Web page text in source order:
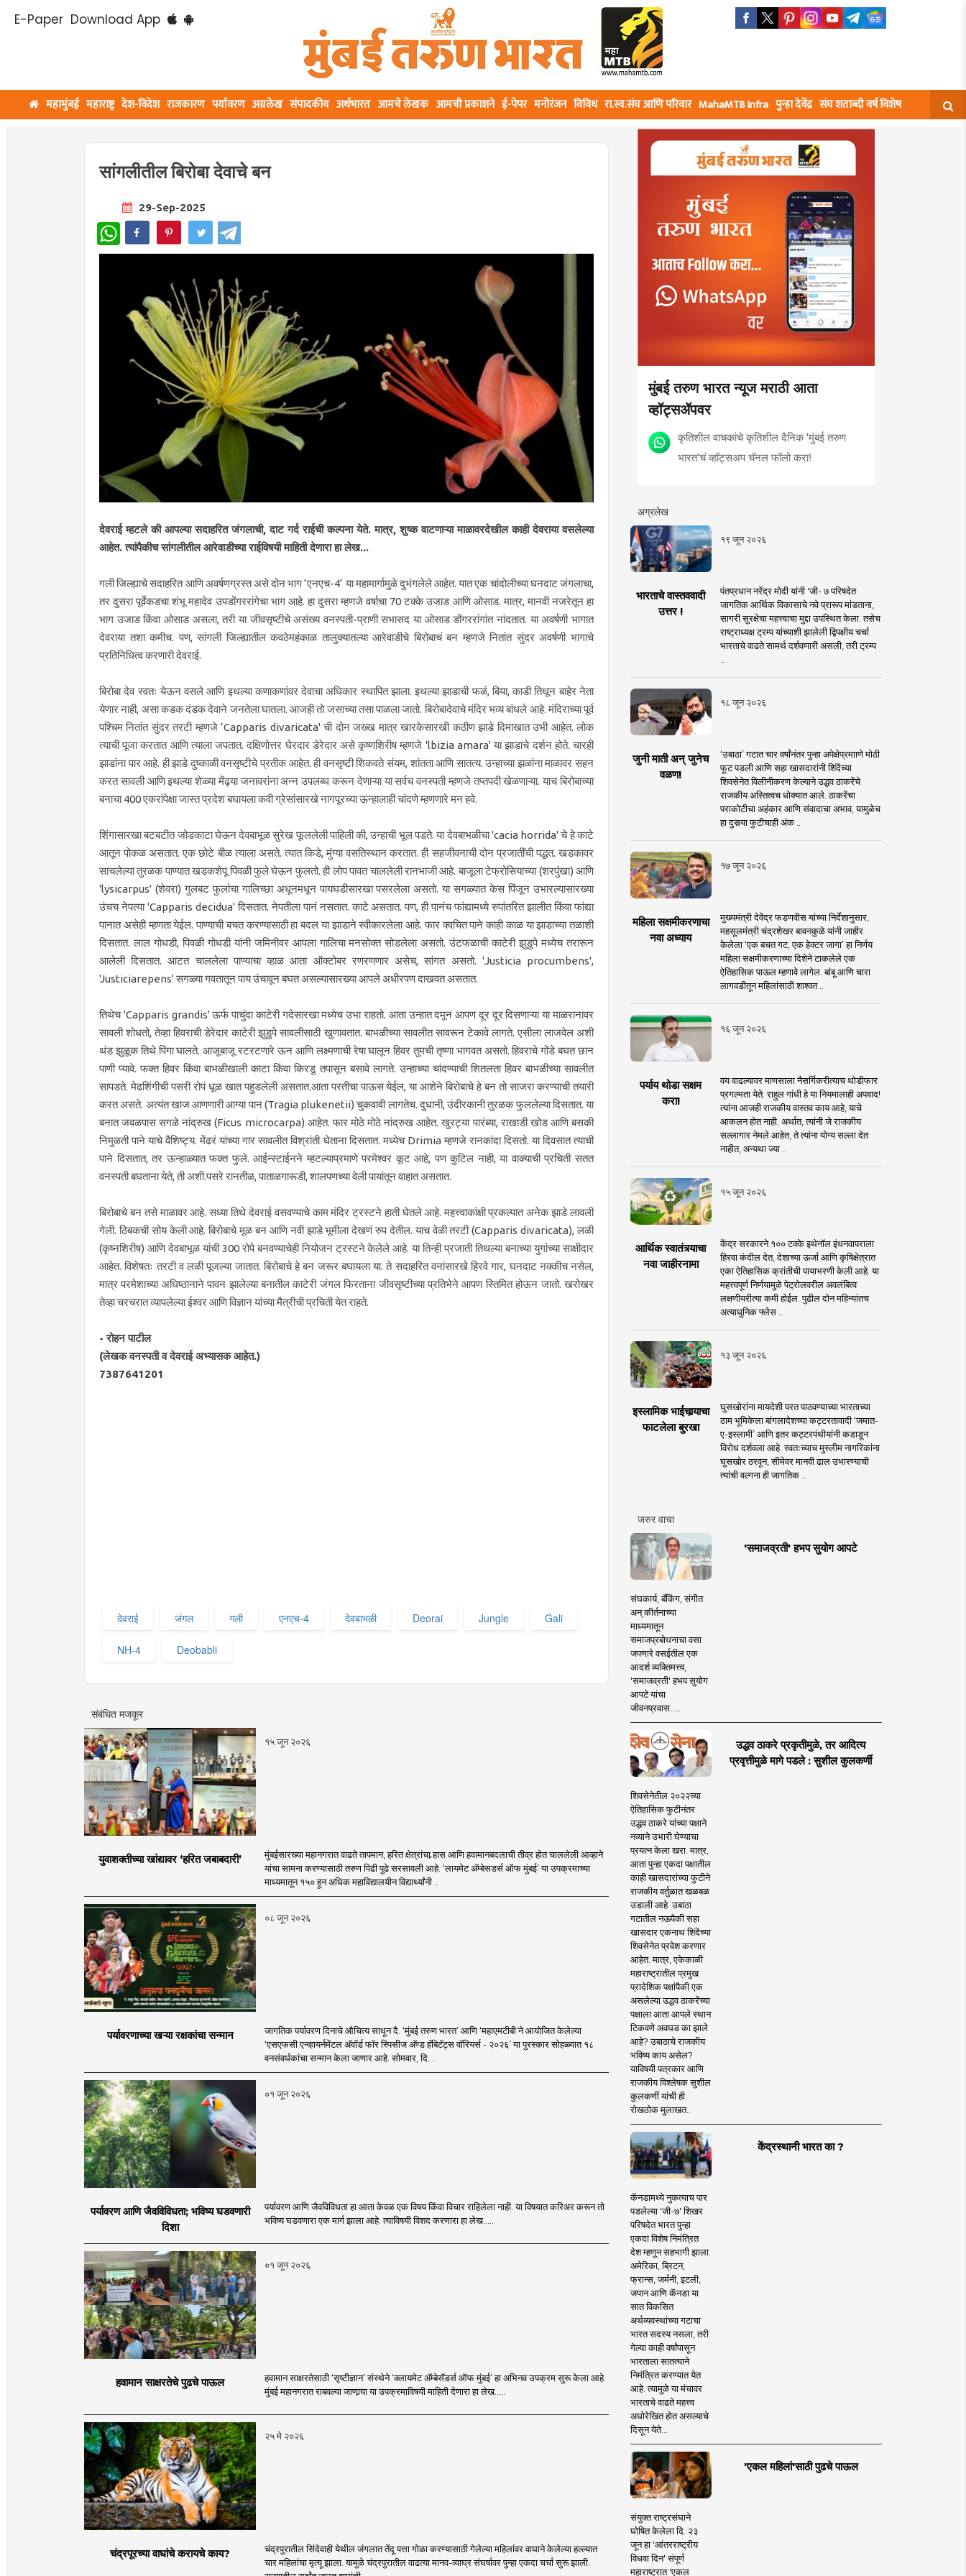
E-Paper Download App
महामुंबई महाराष्ट्र देश-विदेश राजकारण पर्यावरण अग्रलेख संपादकीय अर्थभारत आमचे लेखक आमची प्रकाशने ई-पेपर मनोरंजन विविध रा.स्व.संघ आणि परिवार MahaMTB Infra पुन्हा देवेंद्र संघ शताब्दी वर्ष विशेष
सांगलीतील बिरोबा देवाचे बन
29-Sep-2025
WhatsApp
देवराई म्हटले की आपल्या सदाहरित जंगलाची, दाट गर्द राईची कल्पना येते. मात्र, शुष्क वाटणाऱ्या माळावरदेखील काही देवराया वसलेल्या
आहेत. त्यांपैकीच सांगलीतील आरेवाडीच्या राईविषयी माहिती देणारा हा लेख...
गली जिल्ह्याचे सदाहरित आणि अवर्षणग्रस्त असे दोन भाग ‌‘एनएच-4‌’ या महामार्गामुळे दुभंगलेले आहेत. यात एक चांदोलीच्या घनदाट जंगलाचा,
तर दुसरा पूर्वेकडचा शंभू महादेव उपडोंगररांगेचा भाग आहे. हा दुसरा म्हणजे वर्षाचा 70 टक्के उजाड आणि ओसाड. मात्र, मानवी नजरेतून हा
भाग उजाड किंवा ओसाड असला, तरी या जीवसृष्टीचे असंख्य वनस्पती-प्राणी सभासद या ओसाड डोंगररांगांत नांदतात. या अवर्षणी भागात
देवराया तशा कमीच. पण, सांगली जिल्ह्यातील कवठेमहंकाळ तालुक्यातल्या आरेवाडीचे बिरोबाचं बन म्हणजे नितांत सुंदर अवर्षणी भागाचे
प्रतिनिधित्व करणारी देवराई.
बिरोबा देव स्वतः येऊन वसले आणि इथल्या कणाकणांवर देवाचा अधिकार स्थापित झाला. इथल्या झाडाची फळं, बिया, काडी तिथून बाहेर नेता
येणार नाही, असा कडक दंडक देवाने जनतेला घातला. आजही तो जसाच्या तसा पाळला जातो. बिरोबादेवाचे मंदिर भव्य बांधले आहे. मंदिराच्या पूर्व
पश्चिम नितांत सुंदर तरटी म्हणजे ‌’Capparis divaricata' ची दोन जख्ख मात्र खारकेसारखी कठीण झाडे दिमाखात उभी आहेत. लोक
त्याची पूजा करतात आणि त्याला जपतात. दक्षिणोत्तर घेरदार डेरेदार असे कृष्णशिरीष म्हणजे 'lbizia amara' या झाडाचे दर्शन होते. चारही
झाडांना पार आहे. ही झाडे दुष्काळी वनसृष्टीचे प्रतीक आहेत. ही वनसृष्टी शिकवते संयम, शांतता आणि सातत्य. उन्हाच्या झळांना माळावर सहन
करत सावली आणि इथल्या शेळ्या मेंढ्या जनावरांना अन्न उपलब्ध करून देणाऱ्या या सर्वच वनस्पती म्हणजे तप्तपदी खेळणाऱ्या. याच बिरोबाच्या
बनाचा 400 एकरांपेक्षा जास्त प्रदेश बघायला कवी ग्रेसांसारखे नागपूरच्या ऊन्हालाही चांदणे म्हणणारे मन हवे.
शिंगासारखा बटबटीत जोडकाटा घेऊन देवबाभूळ सुरेख फूललेली पाहिली की, उन्हाची भूल पडते. या देवबाभळीचा 'cacia horrida' चे हे काटे
आतून पोकळ असतात. एक छोटे बीळ त्याला असते. त्यात किडे, मुंग्या वसतिस्थान करतात. ही सहजीवनाची दोन प्रजातींची पद्धत. खडकावर
साचलेल्या तुरळक पाण्यात खडकशेपू पिवळी फुले घेऊन फुलतो. ही लोप पावत चाललेली रानभाजी आहे. बाजूला टेफ्रोसियाच्या (शरपुंखा) आणि
'lysicarpus' (शेवरा) गुलबट फुलांचा गालिच्छा अधूनमधून पायघडीसारखा पसरलेला असतो. या सगळ्यात केस पिंजून उभारल्यासारख्या
उंचच नेपत्या 'Capparis decidua' दिसतात. नेपतीला पानं नसतात. काटे असतात. पण, ही पानंच फांद्यामध्ये रुपांतरित झालीत किंवा फांद्या
पानात असेही म्हणता येईल. पाण्याची बचत करण्यासाठी हा बदल या झाडाने स्वीकारलेला आहे. फार क्वचित पाने काही काळ या झाडाच्या तळाशी
दिसतात. लाल गोधडी, पिवळी गोधडी यांनी जमिनीवर आपला गालिचा मनसोक्त सोडलेला असतो. उंटफळाची काटेरी झुडुपे मध्येच तरारून
आलेली दिसतात. आटत चाललेला पाण्याचा व्हाळ आता ऑक्टोबर रणरणणार असेच, सांगत असतो. 'Justicia procumbens',
'Justiciarepens' सगळ्या गवतातून पाय उंचावून बघत असल्यासारख्या आपले अधीरपण दाखवत असतात.
तिथेच 'Capparis grandis' ऊर्फ पाचुंदा काटेरी गदेसारखा मध्येच उभा राहतो. आता उन्हात दमून आपण दूर दूर दिसणाऱ्या या माळरानावर
सावली शोधतो, तेव्हा हिवराची डेरेदार काटेरी झुडुपे सावलीसाठी खुणावतात. बाभळीच्या सावलीत सावरून टेकावे लागते. एसीला लाजवेल अशी
थंड झुळूक तिथे पिंगा घालते. आजूबाजू रटरटणारे ऊन आणि लक्ष्मणाची रेषा घालून हिवर तुमची तृष्णा भागवत असतो. हिवराचे गोंडे बघत छान
पाणी प्यावे. फक्त हिवर किंवा बाभळीखाली काटा किंवा किरडू तपासून बसावे लागते. उन्हाच्या चांदण्याची शितलता हिवर बाभळीच्या सावलीत
सापडते. मेढशिंगीची पसरी रोपं धूळ खात पहुडलेली असतात.आता परतीचा पाऊस येईल, या आशेने बिरोबाचे हे बन तो साजरा करण्याची तयारी
करत असते. अत्यंत खाज आणणारी आग्या पान (Tragia plukenetii) चुकवावी लागतेच. दुधानी, उंदीरकानी तुरळक फुललेल्या दिसतात. या
बनात जवळपास सगळे नांद्रुख (Ficus microcarpa) आहेत. फार मोठे मोठे नांद्रुख आहेत. खुरट्या पारंब्या, राखाडी खोड आणि बसकी
निमुळती पाने याचे वैशिष्ट्य. मेंढरं यांच्या गार सावलीत विश्रांती घेताना दिसतात. मध्येच Drimia म्हणजे रानकांदा दिसतो. या दिवसात त्याची
पाने दिसतात, तर ऊन्हाळ्यात फक्त फुले. आईन्स्टाईनने म्हटल्याप्रमाणे परमेश्वर कूट आहे, पण कुटिल नाही, या वाक्याची प्रचिती सतत
वनस्पती बघताना येते, ती अशी.पसरे रानतीळ, पाताळगारूडी, शालपणच्या वेली पायांतून वाहात असतात.
बिरोबाचे बन तसे माळावर आहे. सध्या तिथे देवराई वसवण्याचे काम मंदिर ट्रस्टने हाती घेतले आहे. महत्त्वाकांक्षी प्रकल्पात अनेक झाडे लावली
गेली. ठिबकची सोय केली आहे. बिरोबाचे मूळ बन आणि नवी झाडे भूमीला देखणं रुप देतील. याच वेळी तरटी (Capparis divaricata), लळी
(कृष्नशिरीष) आणि देवबाभूळ यांची 300 रोपे बनवण्याचेही नियोजन ट्रस्टने केलेले आहे. या तिन्ही प्रजाती तिथल्या बनाच्या युगांच्या साक्षीदार
आहेत. विशेषतः तरटी व लळी पूजल्या जातात. बिरोबाचे हे बन जरूर बघायला या. ते सदाहरित वनांसारखे हिरवे गार, घनदाट नक्कीच नसेल,
मात्र परमेशाच्या अधिष्ठानाने पावन झालेल्या बनातील काटेरी जंगल फिरताना जीवसृष्टीच्या प्रतिभेने आपण स्तिमित होऊन जातो. खरोखर
तेव्हा चरचरात व्यापलेल्या ईश्वर आणि विज्ञान यांच्या मैत्रीची प्रचिती येत राहते.
- रोहन पाटील
(लेखक वनस्पती व देवराई अभ्यासक आहेत.)
7387641201
देवराई जंगल गली एनएच-4‌ देवबाभळी Deorai Jungle Gali
NH-4 Deobabli
संबंधित मजकूर
१५ जून २०२६
युवाशक्तीच्या खांद्यावर ‘हरित जबाबदारी’
मुंबईसारख्या महानगरात वाढते तापमान, हरित क्षेत्रांचा र्‍हास आणि हवामानबदलाची तीव्र होत चाललेली आव्हाने
यांचा सामना करण्यासाठी तरुण पिढी पुढे सरसावली आहे. ‘लायमेट अ‍ॅम्बेसडर्स ऑफ मुंबई’ या उपक्रमाच्या
माध्यमातून १५० हून अधिक महाविद्यालयीन विद्यार्थ्यांनी ..
०८ जून २०२६
पर्यावरणाच्या खऱ्या रक्षकांचा सन्मान
जागतिक पर्यावरण दिनाचे औचित्य साधून दै. ‘मुंबई तरुण भारत’ आणि ‘महाएमटीबी’ने आयोजित केलेल्या
‘एसएफसी एन्व्हायर्नमेंटल अ‍ॅवॉर्ड फॉर स्पिसीज अ‍ॅण्ड हॅबिटॅट्स वॉरियर्स - २०२६’ या पुरस्कार सोहळ्यात १८
वनसंवर्धकांचा सन्मान केला जाणार आहे. सोमवार, दि. ..
०१ जून २०२६
पर्यावरण आणि जैवविविधता; भविष्य घडवणारी
दिशा
पर्यावरण आणि जैवविविधता हा आता केवळ एक विषय किंवा विचार राहिलेला नाही. या विषयात करिअर करून तो
भविष्य घडवणारा एक मार्ग झाला आहे. त्याविषयी विशद करणारा हा लेख.....
०१ जून २०२६
हवामान साक्षरतेचे पुढचे पाऊल
हवामान साक्षरतेसाठी ‘सृष्टीज्ञान’ संस्थेने ‘क्लायमेट अ‍ॅम्बेसॅडर्स ऑफ मुंबई’ हा अभिनव उपक्रम सुरू केला आहे.
मुंबई महानगरात राबवल्या जाणार्‍या या उपक्रमाविषयी माहिती देणारा हा लेख.....
२५ मे २०२६
चंद्रपूरच्या वाघांचे करायचे काय?
चंद्रपुरातील सिंदेवाही येथील जंगलात तेंदू पत्ता गोळा करण्यासाठी गेलेल्या महिलांवर वाघाने केलेल्या हल्ल्यात
चार महिलांचा मृत्यू झाला. यामुळे चंद्रपुरातील वाढत्या मानव-व्याघ्र संघर्षावर पुन्हा एकदा चर्चा सुरू झाली.
मुंबई तरुण भारत न्यूज मराठी आता
व्हॉट्सॲपवर
कृतिशील वाचकांचे कृतिशील दैनिक 'मुंबई तरुण
भारत'चं व्हॉट्सअप चॅनल फॉलो करा!
अग्रलेख
१९ जून २०२६
भारताचे वास्तववादी
उत्तर !
पंतप्रधान नरेंद्र मोदी यांनी 'जी- ७ परिषदेत
जागतिक आर्थिक विकासाचे नवे प्रारूप मांडताना,
सागरी सुरक्षेचा महत्त्वाचा मुद्दा उपस्थित केला. तसेच
राष्ट्राध्यक्ष ट्रम्प यांच्याशी झालेली द्विपक्षीय चर्चा
भारताचे वाढते सामर्थ दर्शवणारी असली, तरी ट्रम्प
१८ जून २०२६
जुनी माती अन् जुनेच
वळण!
‘उबाठा’ गटात चार वर्षांनंतर पुन्हा अपेक्षेप्रमााणे मोठी
फूट पडली आणि सहा खासदारांनी शिंदेंच्या
शिवसेनेत विलीनीकरण केल्याने उद्धव ठाकरेंचे
राजकीय अस्तित्वच धोक्यात आले. ठाकरेंचा
पराकोटीचा अहंकार आणि संवादाचा अभाव, यामुळेच
हा दुसर्‍या फुटीचाही अंक ..
१७ जून २०२६
महिला सक्षमीकरणाचा
नवा अध्याय
मुख्यमंत्री देवेंद्र फडणवीस यांच्या निर्देशानुसार,
महसूलमंत्री चंद्रशेखर बावनकुळे यांनी जाहीर
केलेला ‘एक बचत गट, एक हेक्टर जागा’ हा निर्णय
महिला सक्षमीकरणाच्या दिशेने टाकलेले एक
ऐतिहासिक पाऊल म्हणावे लागेल. बांबू आणि चारा
लागवडीतून महिलांसाठी शाश्वत ..
१६ जून २०२६
पर्याय थोडा सक्षम
करा!
वय वाढल्यावर माणसाला नैसर्गिकरीत्याच थोडीफार
प्रगल्भता येते. राहुल गांधी हे या नियमालाही अपवाद!
त्यांना आजही राजकीय वास्तव काय आहे, याचे
आकलन होत नाही. अर्थात, त्यांनी जे राजकीय
सल्लागार नेमले आहेत, ते त्यांना योग्य सल्ला देत
नाहीत, अन्यथा ज्या ..
१५ जून २०२६
आर्थिक स्वातंत्र्याचा
नवा जाहीरनामा
केंद्र सरकारने १०० टक्के इथेनॉल इंधनवापराला
हिरवा कंदील देत, देशाच्या ऊर्जा आणि कृषिक्षेत्रात
एका ऐतिहासिक क्रांतीची पायाभरणी केली आहे. या
महत्त्वपूर्ण निर्णयामुळे पेट्रोलवरील अवलंबित्व
लक्षणीयरीत्या कमी होईल. पुढील दोन महिन्यांतच
अत्याधुनिक फ्लेस ..
१३ जून २०२६
इस्लामिक भाईचार्‍याचा
फाटलेला बुरखा
घुसखोरांना मायदेशी परत पाठवण्याच्या भारताच्या
ठाम भूमिकेला बांगलादेशच्या कट्टरतावादी ‘जमात-
ए-इस्लामी’ आणि इतर कट्टरपंथीयांनी कडाडून
विरोध दर्शवला आहे. स्वतःच्याच मुस्लीम नागरिकांना
घुसखोर ठरवून, सीमेवर मानवी ढाल उभारण्याची
त्यांची वल्गना ही जागतिक ..
जरुर वाचा
'समाजव्रती' हभप सुयोग आपटे
संघकार्य, बँकिंग, संगीत
अन् कीर्तनाच्या
माध्यमातून
समाजप्रबोधनाचा वसा
जपणारे वसईतील एक
आदर्श व्यक्तिमत्त्व,
'समाजव्रती' हभप सुयोग
आपटे यांचा
जीवनप्रवास.....
उद्धव ठाकरे प्रकृतीमुळे, तर आदित्य
प्रवृत्तीमुळे मागे पडले : सुशील कुलकर्णी
शिवसेनेतील २०२२च्या
ऐतिहासिक फुटीनंतर
उद्धव ठाकरे यांच्या पक्षाने
नव्याने उभारी घेण्याचा
प्रयत्न केला खरा. मात्र,
आता पुन्हा एकदा पक्षातील
काही खासदारांच्या फुटीने
राजकीय वर्तुळात खळबळ
उडाली आहे. उबाठा
गटातील नऊपैकी सहा
खासदार एकनाथ शिंदेंच्या
शिवसेनेत प्रवेश करणार
आहेत. मात्र, एकेकाळी
महाराष्ट्रातील प्रमुख
प्रादेशिक पक्षांपैकी एक
असलेल्या उद्धव ठाकरेंच्या
पक्षाला आता आपले स्थान
टिकवणे अवघड का झाले
आहे? उबाठाचे राजकीय
भविष्य काय असेल?
याविषयी पत्रकार आणि
राजकीय विश्लेषक सुशील
कुलकर्णी यांची ही
रोखठोक मुलाखत..
केंद्रस्थानी भारत का ?
कॅनडामध्ये नुकत्याच पार
पडलेल्या 'जी-७' शिखर
परिषदेत भारत पुन्हा
एकदा विशेष निमंत्रित
देश म्हणून सहभागी झाला.
अमेरिका, ब्रिटन,
फ्रान्स, जर्मनी, इटली,
जपान आणि कॅनडा या
सात विकसित
अर्थव्यवस्थांच्या गटाचा
भारत सदस्य नसला, तरी
गेल्या काही वर्षांपासून
भारताला सातत्याने
निमंत्रित करण्यात येत
आहे. त्यामुळे या मंचावर
भारताचे वाढते महत्त्व
अधोरेखित होत असल्याचे
दिसून येते...
'एकल महिलां'साठी पुढचे पाऊल
संयुक्त राष्ट्रसंघाने
घोषित केलेला दि. २३
जून हा 'आंतरराष्ट्रीय
विधवा दिन' संपूर्ण
महाराष्ट्रात 'एकल